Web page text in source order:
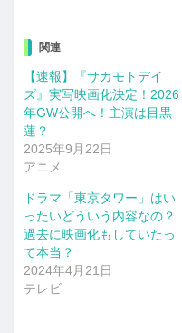
関連
【速報】『サカモトデイ
ズ』実写映画化決定！2026
年GW公開へ！主演は目黒
蓮？
2025年9月22日
アニメ
ドラマ「東京タワー」はい
ったいどういう内容なの？
過去に映画化もしていたっ
て本当？
2024年4月21日
テレビ